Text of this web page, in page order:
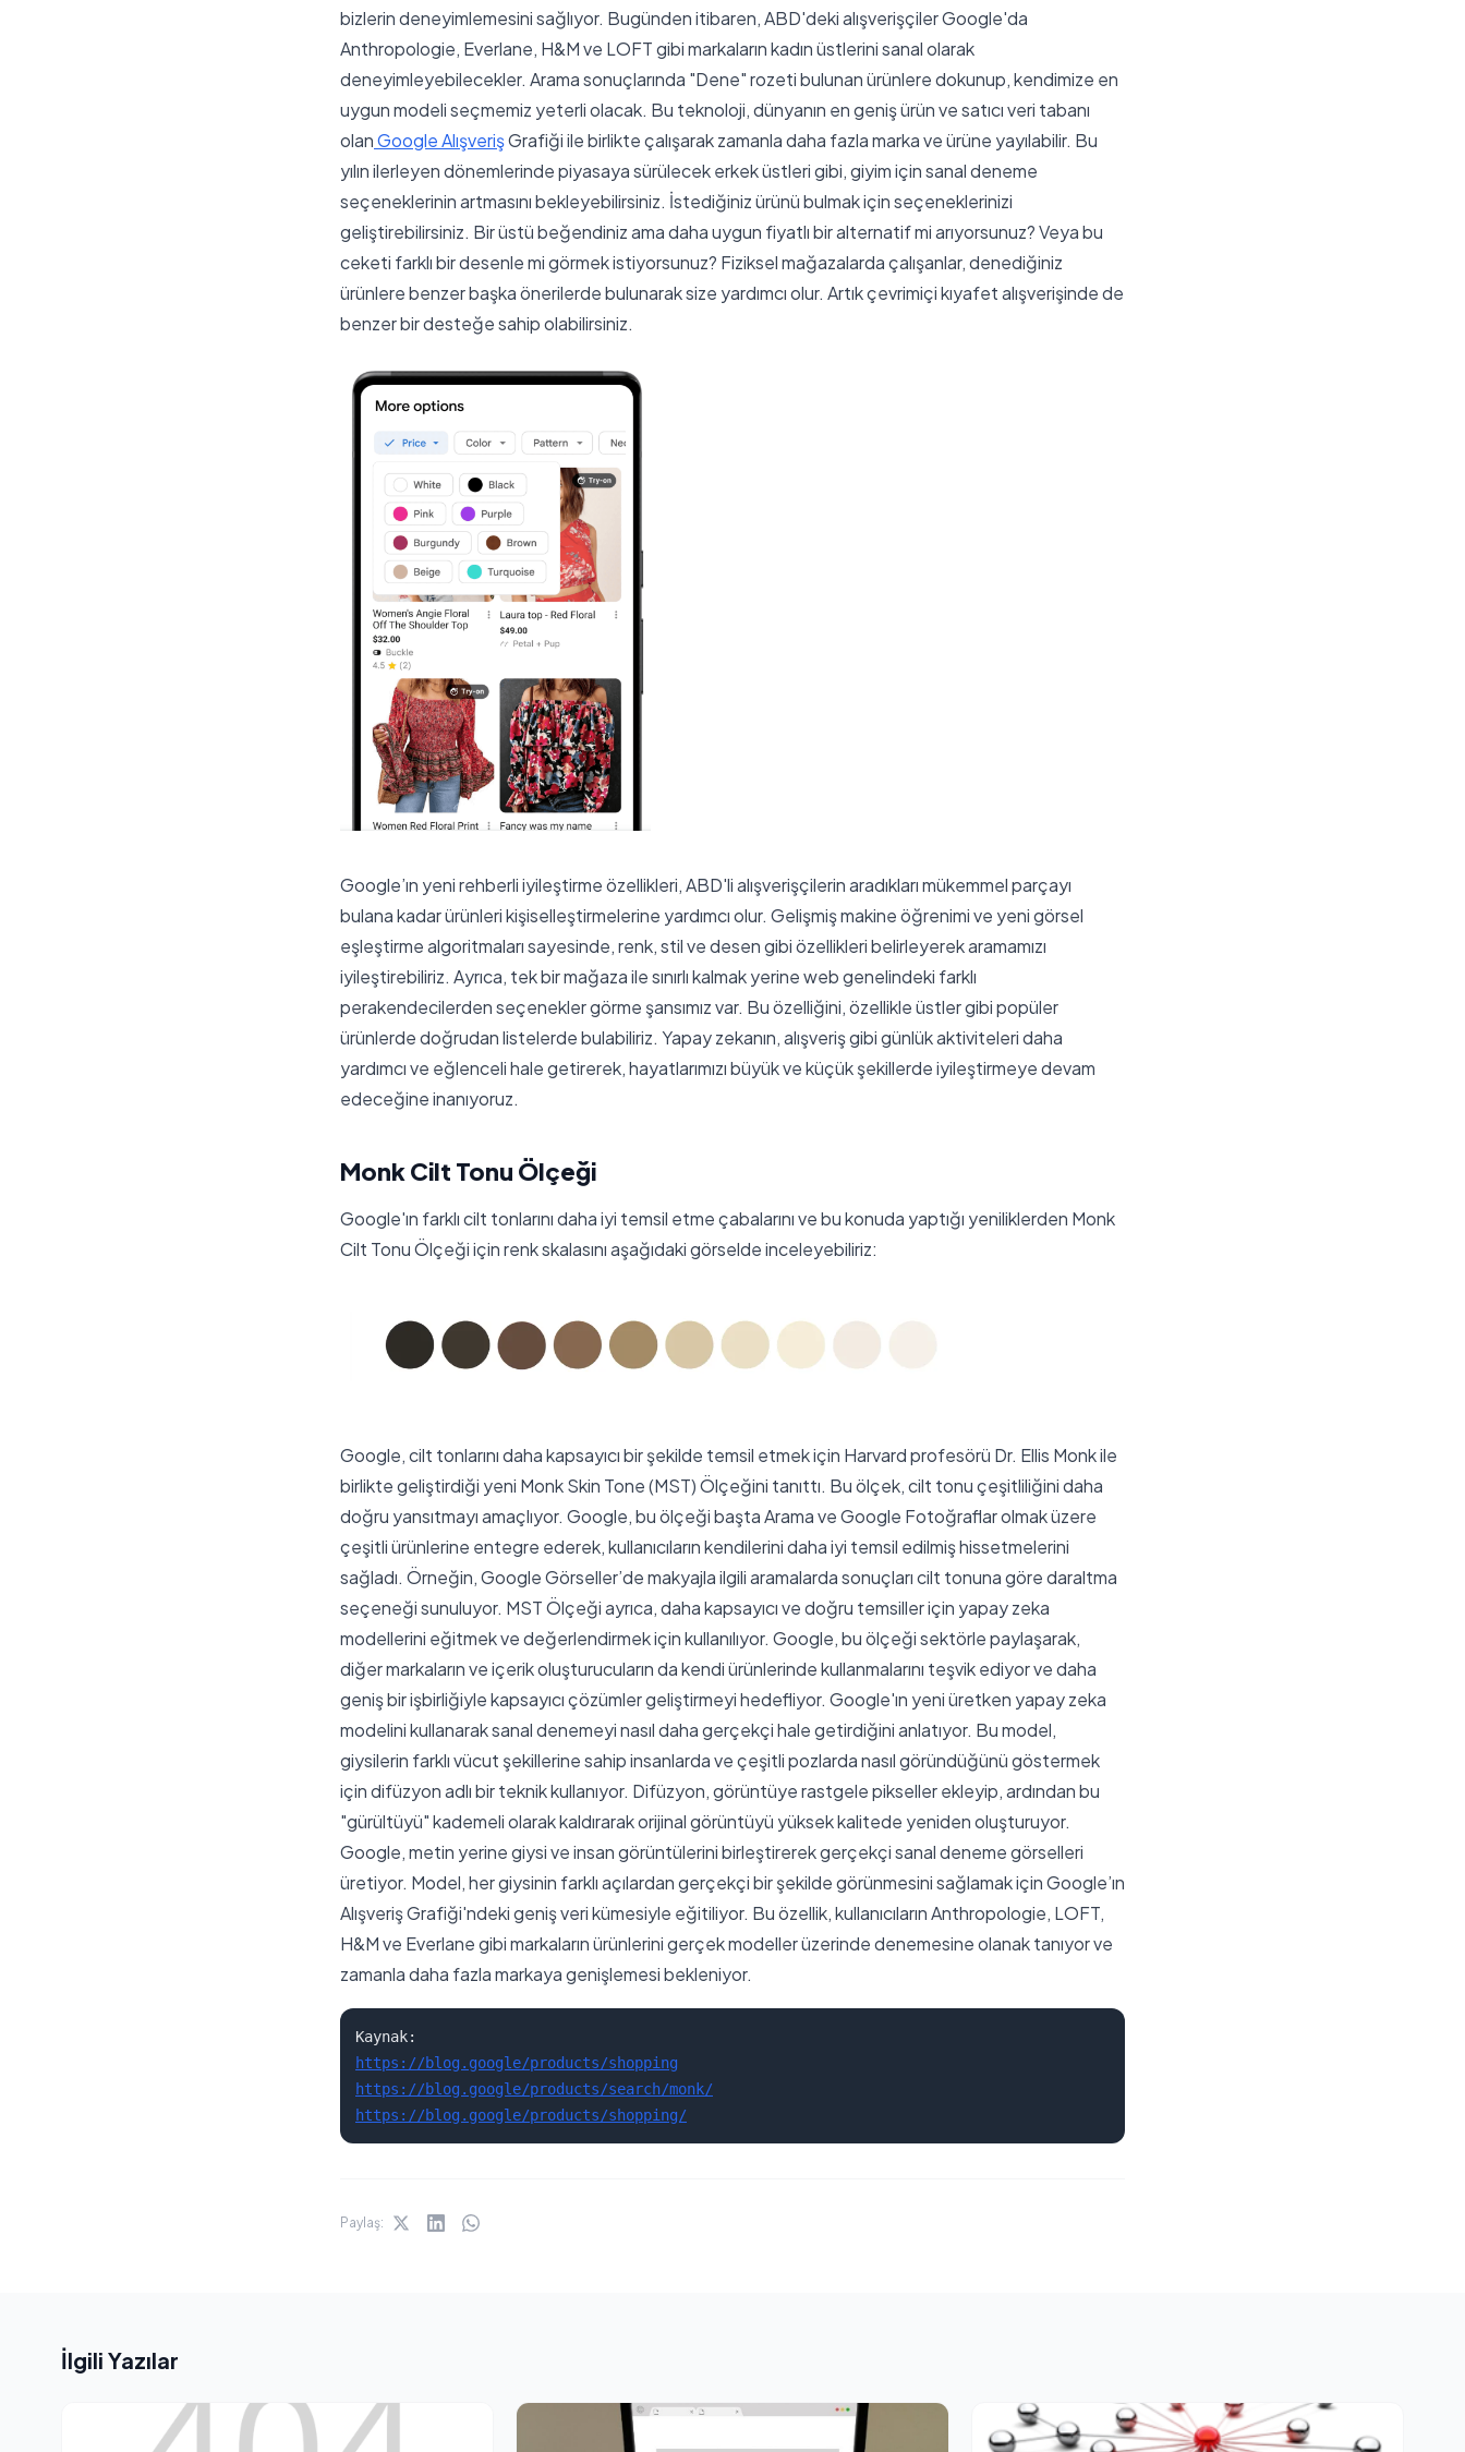
bizlerin deneyimlemesini sağlıyor. Bugünden itibaren, ABD'deki alışverişçiler Google'da
Anthropologie, Everlane, H&M ve LOFT gibi markaların kadın üstlerini sanal olarak
deneyimleyebilecekler. Arama sonuçlarında "Dene" rozeti bulunan ürünlere dokunup, kendimize en
uygun modeli seçmemiz yeterli olacak. Bu teknoloji, dünyanın en geniş ürün ve satıcı veri tabanı
olanGoogle AlışverişGrafiği ile birlikte çalışarak zamanla daha fazla marka ve ürüne yayılabilir. Bu
yılın ilerleyen dönemlerinde piyasaya sürülecek erkek üstleri gibi, giyim için sanal deneme
seçeneklerinin artmasını bekleyebilirsiniz. İstediğiniz ürünü bulmak için seçeneklerinizi
geliştirebilirsiniz. Bir üstü beğendiniz ama daha uygun fiyatlı bir alternatif mi arıyorsunuz? Veya bu
ceketi farklı bir desenle mi görmek istiyorsunuz? Fiziksel mağazalarda çalışanlar, denediğiniz
ürünlere benzer başka önerilerde bulunarak size yardımcı olur. Artık çevrimiçi kıyafet alışverişinde de
benzer bir desteğe sahip olabilirsiniz.
Google’ın yeni rehberli iyileştirme özellikleri, ABD'li alışverişçilerin aradıkları mükemmel parçayı
bulana kadar ürünleri kişiselleştirmelerine yardımcı olur. Gelişmiş makine öğrenimi ve yeni görsel
eşleştirme algoritmaları sayesinde, renk, stil ve desen gibi özellikleri belirleyerek aramamızı
iyileştirebiliriz. Ayrıca, tek bir mağaza ile sınırlı kalmak yerine web genelindeki farklı
perakendecilerden seçenekler görme şansımız var. Bu özelliğini, özellikle üstler gibi popüler
ürünlerde doğrudan listelerde bulabiliriz. Yapay zekanın, alışveriş gibi günlük aktiviteleri daha
yardımcı ve eğlenceli hale getirerek, hayatlarımızı büyük ve küçük şekillerde iyileştirmeye devam
edeceğine inanıyoruz.
Monk Cilt Tonu Ölçeği
Google'ın farklı cilt tonlarını daha iyi temsil etme çabalarını ve bu konuda yaptığı yeniliklerden Monk
Cilt Tonu Ölçeği için renk skalasını aşağıdaki görselde inceleyebiliriz:
Google, cilt tonlarını daha kapsayıcı bir şekilde temsil etmek için Harvard profesörü Dr. Ellis Monk ile
birlikte geliştirdiği yeni Monk Skin Tone (MST) Ölçeğini tanıttı. Bu ölçek, cilt tonu çeşitliliğini daha
doğru yansıtmayı amaçlıyor. Google, bu ölçeği başta Arama ve Google Fotoğraflar olmak üzere
çeşitli ürünlerine entegre ederek, kullanıcıların kendilerini daha iyi temsil edilmiş hissetmelerini
sağladı. Örneğin, Google Görseller’de makyajla ilgili aramalarda sonuçları cilt tonuna göre daraltma
seçeneği sunuluyor. MST Ölçeği ayrıca, daha kapsayıcı ve doğru temsiller için yapay zeka
modellerini eğitmek ve değerlendirmek için kullanılıyor. Google, bu ölçeği sektörle paylaşarak,
diğer markaların ve içerik oluşturucuların da kendi ürünlerinde kullanmalarını teşvik ediyor ve daha
geniş bir işbirliğiyle kapsayıcı çözümler geliştirmeyi hedefliyor. Google'ın yeni üretken yapay zeka
modelini kullanarak sanal denemeyi nasıl daha gerçekçi hale getirdiğini anlatıyor. Bu model,
giysilerin farklı vücut şekillerine sahip insanlarda ve çeşitli pozlarda nasıl göründüğünü göstermek
için difüzyon adlı bir teknik kullanıyor. Difüzyon, görüntüye rastgele pikseller ekleyip, ardından bu
"gürültüyü" kademeli olarak kaldırarak orijinal görüntüyü yüksek kalitede yeniden oluşturuyor.
Google, metin yerine giysi ve insan görüntülerini birleştirerek gerçekçi sanal deneme görselleri
üretiyor. Model, her giysinin farklı açılardan gerçekçi bir şekilde görünmesini sağlamak için Google’ın
Alışveriş Grafiği'ndeki geniş veri kümesiyle eğitiliyor. Bu özellik, kullanıcıların Anthropologie, LOFT,
H&M ve Everlane gibi markaların ürünlerini gerçek modeller üzerinde denemesine olanak tanıyor ve
zamanla daha fazla markaya genişlemesi bekleniyor.
https://blog.google/products/shopping
https://blog.google/products/search/monk/
https://blog.google/products/shopping/
Paylaş:
İlgili Yazılar